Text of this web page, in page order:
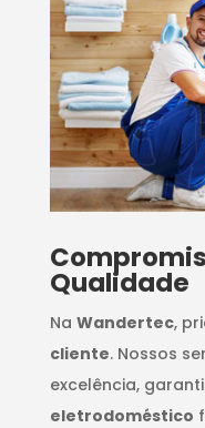
Qualidade
Na Wandertec,
cliente. Nossos
excelência,
eletrodoméstico